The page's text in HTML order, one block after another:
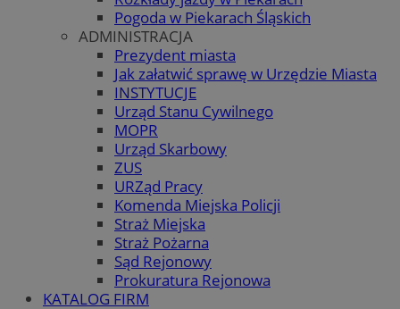
Pogoda w Piekarach Śląskich
ADMINISTRACJA
Prezydent miasta
Jak załatwić sprawę w Urzędzie Miasta
INSTYTUCJE
Urząd Stanu Cywilnego
MOPR
Urząd Skarbowy
ZUS
URZąd Pracy
Komenda Miejska Policji
Straż Miejska
Straż Pożarna
Sąd Rejonowy
Prokuratura Rejonowa
KATALOG FIRM